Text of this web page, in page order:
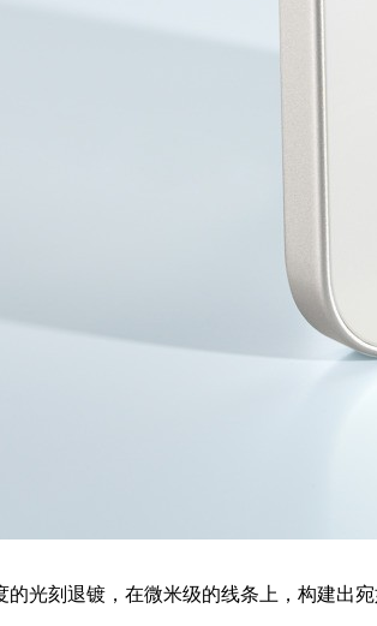
光刻退镀，在微米级的线条上，构建出